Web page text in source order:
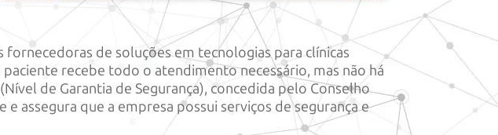
de soluções em tecnologias para clínicas
recebe todo o atendimento necessário, mas não há
de Garantia de Segurança), concedida pelo Conselho
assegura que a empresa possui serviços de segurança e